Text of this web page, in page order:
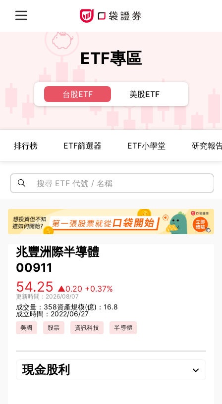
ETF專區
台股ETF 美股ETF
排行榜 ETF篩選器 ETF小學堂 研究報
兆豐洲際半導體
00911
54.25 ▲0.20 +0.37%
更新時間：2026/08/07
成交量：358資產規模(億)：16.8
成立時間：2022/06/27
美國 股票 資訊科技 半導體
現金股利